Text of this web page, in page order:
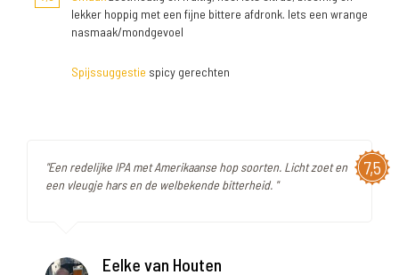
lekker hoppig met een fijne bittere afdronk. Iets een wrange
nasmaak/mondgevoel
Spijssuggestie spicy gerechten
7,5
"Een redelijke IPA met Amerikaanse hop soorten. Licht zoet en
een vleugje hars en de welbekende bitterheid. "
Eelke van Houten